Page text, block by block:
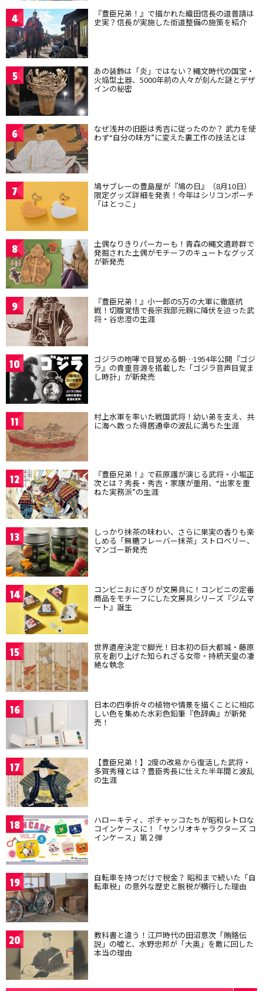
4 『豊臣兄弟！』で描かれた織田信長の道普請は
史実？信長が実施した街道整備の施策を紹介
5 あの装飾は「炎」ではない？縄文時代の国宝・
火焔型土器、5000年前の人々が刻んだ謎とデザ
インの秘密
6 なぜ浅井の旧臣は秀吉に従ったのか？ 武力を使
わず“自分の味方”に変えた裏工作の技法とは
7 鳩サブレーの豊島屋が『鳩の日』（8月10日）
限定グッズ詳細を発表！今年はシリコンポーチ
「はとっこ」
8 土偶なりきりパーカーも！青森の縄文遺跡群で
発掘された土偶がモチーフのキュートなグッズ
が新発売
9 『豊臣兄弟！』小一郎の5万の大軍に徹底抗
戦！切腹覚悟で長宗我部元親に降伏を迫った武
将・谷忠澄の生涯
10 ゴジラの咆哮で目覚める朝…1954年公開『ゴジ
ラ』の貴重音源を搭載した「ゴジラ音声目覚ま
し時計」が新発売
11 村上水軍を率いた戦国武将！幼い弟を支え、共
に海へ散った得居通幸の波乱に満ちた生涯
12 『豊臣兄弟！』で萩原護が演じる武将・小堀正
次とは？秀長・秀吉・家康が重用、“出家を重
ねた実務派”の生涯
13 しっかり抹茶の味わい、さらに果実の香りも楽
しめる「無糖フレーバー抹茶」ストロベリー、
マンゴー新発売
14 コンビニおにぎりが文房具に！コンビニの定番
商品をモチーフにした文房具シリーズ『ジムマ
ート』誕生
15 世界遺産決定で脚光！日本初の巨大都城・藤原
京を創り上げた知られざる女帝・持統天皇の凄
絶な執念
16 日本の四季折々の植物や情景を描くことに相応
しい色を集めた水彩色鉛筆『色辞典』が新発
売！
17 【豊臣兄弟！】2度の改易から復活した武将・
多賀秀種とは？豊臣秀長に仕えた半年間と波乱
の生涯
18 ハローキティ、ポチャッコたちが昭和レトロな
コインケースに！「サンリオキャラクターズ コ
インケース」第２弾
19 自転車を持つだけで税金？ 昭和まで続いた「自
転車税」の意外な歴史と脱税が横行した理由
20 教科書と違う！江戸時代の田沼意次「賄賂伝
説」の嘘と、水野忠邦が「大奥」を敵に回した
本当の理由